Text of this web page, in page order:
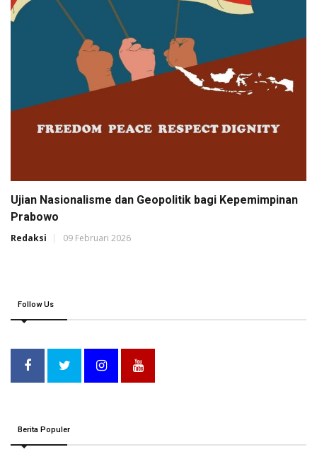
Ujian Nasionalisme dan Geopolitik bagi Kepemimpinan
Prabowo
Redaksi 09 Februari 2026
Follow Us
Berita Populer